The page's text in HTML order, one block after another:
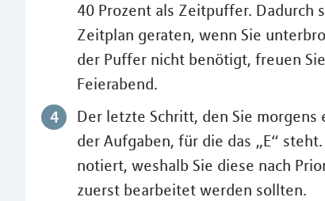
40 Prozent als Zeitpuffer. Dadurch
Zeitplan geraten, wenn Sie
der Puffer nicht benötigt, freuen
Feierabend.
Der letzte Schritt, den Sie
der Aufgaben, für die das „E“
notiert, weshalb Sie diese nach
zuerst bearbeitet werden sollten.